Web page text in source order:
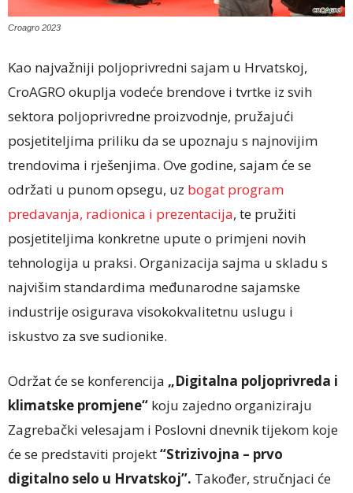
Croagro 2023
Kao najvažniji poljoprivredni sajam u Hrvatskoj,
CroAGRO okuplja vodeće brendove i tvrtke iz svih
sektora poljoprivredne proizvodnje, pružajući
posjetiteljima priliku da se upoznaju s najnovijim
trendovima i rješenjima. Ove godine, sajam će se
održati u punom opsegu, uz bogat program
predavanja, radionica i prezentacija, te pružiti
posjetiteljima konkretne upute o primjeni novih
tehnologija u praksi. Organizacija sajma u skladu s
najvišim standardima međunarodne sajamske
industrije osigurava visokokvalitetnu uslugu i
iskustvo za sve sudionike.
Održat će se konferencija „Digitalna poljoprivreda i
klimatske promjene“ koju zajedno organiziraju
Zagrebački velesajam i Poslovni dnevnik tijekom koje
će se predstaviti projekt“Strizivojna – prvo
digitalno selo u Hrvatskoj”. Također, stručnjaci će